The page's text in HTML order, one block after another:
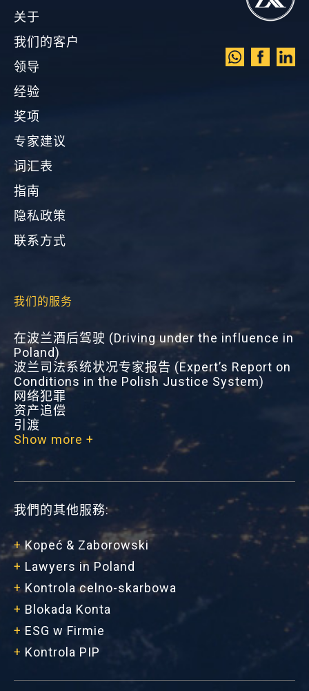
关于
我们的客户
领导
经验
奖项
专家建议
词汇表
指南
隐私政策
联系方式
我们的服务
在波兰酒后驾驶 (Driving under the influence in
Poland)
波兰司法系统状况专家报告 (Expert’s Report on
Conditions in the Polish Justice System)
网络犯罪
资产追偿
引渡
Show more +
我們的其他服務:
+Kopeć & Zaborowski
+ Lawyers in Poland
+ Kontrola celno-skarbowa
+ Blokada Konta
+ ESG w Firmie
+ Kontrola PIP